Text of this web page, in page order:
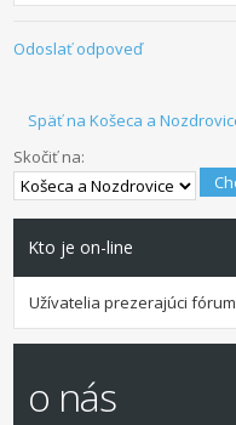
Odoslať odpoveď
Späť na Košeca a
Skočiť na:
Kto je on-line
Užívatelia prezerajúci
o nás